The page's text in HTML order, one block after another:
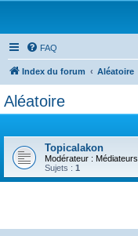
FAQ
Index du forum Aléatoire
Aléatoire
Topicalakon
Modérateur : Médiateurs
Sujets : 1